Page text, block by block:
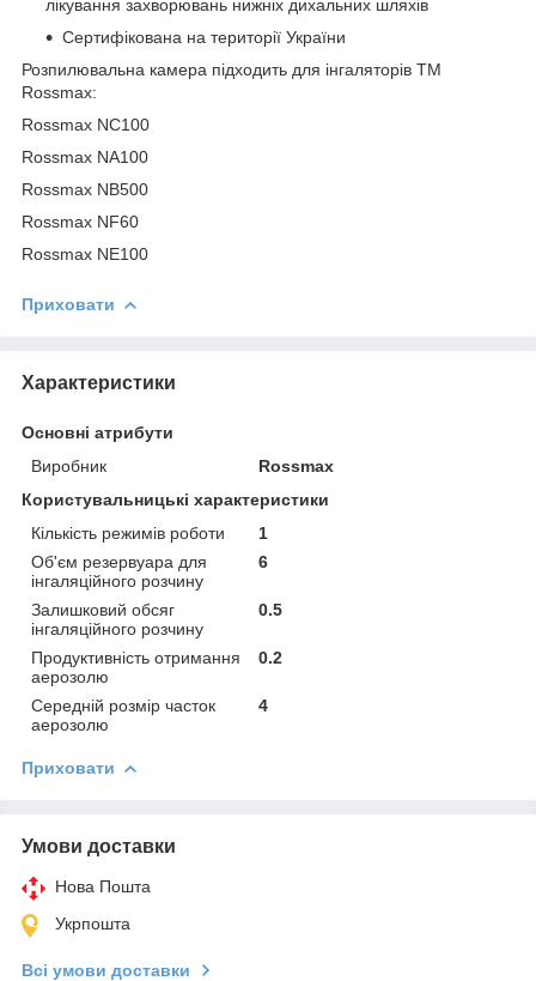
лікування захворювань нижніх дихальних шляхів
Сертифікована на території України
Розпилювальна камера підходить для інгаляторів ТМ
Rossmax:
Rossmax NC100
Rossmax NA100
Rossmax NB500
Rossmax NF60
Rossmax NE100
Приховати
Характеристики
Основні атрибути
Виробник
Rossmax
Користувальницькі характеристики
Кількість режимів роботи
1
Об'єм резервуара для
інгаляційного розчину
6
Залишковий обсяг
інгаляційного розчину
0.5
Продуктивність отримання
аерозолю
0.2
Середній розмір часток
аерозолю
4
Приховати
Умови доставки
Нова Пошта
Укрпошта
Всі умови доставки